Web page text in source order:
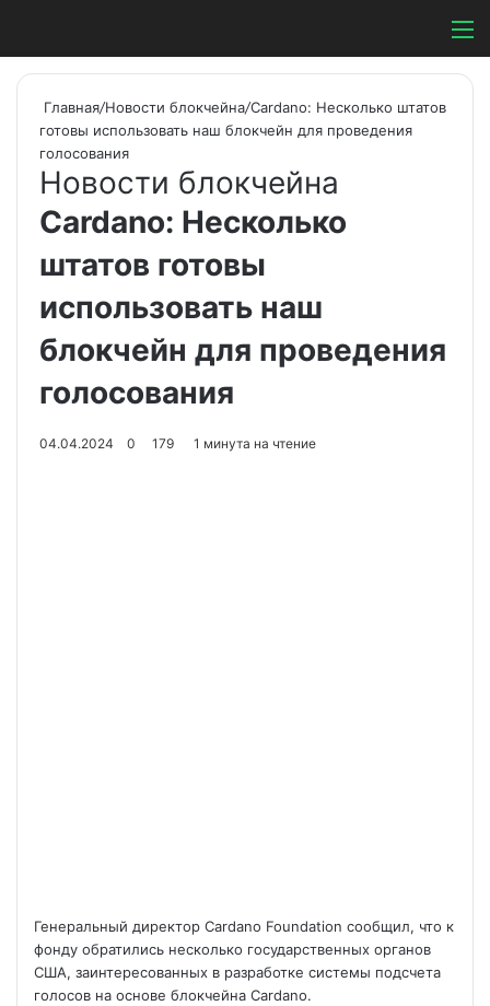
Switch skin
Главная/Новости блокчейна/Cardano: Несколько штатов
готовы использовать наш блокчейн для проведения
голосования
Новости блокчейна
Cardano: Несколько
штатов готовы
использовать наш
блокчейн для проведения
голосования
04.04.2024 0 179 1 минута на чтение
Генеральный директор Cardano Foundation сообщил, что к
фонду обратились несколько государственных органов
США, заинтересованных в разработке системы подсчета
голосов на основе блокчейна Cardano.